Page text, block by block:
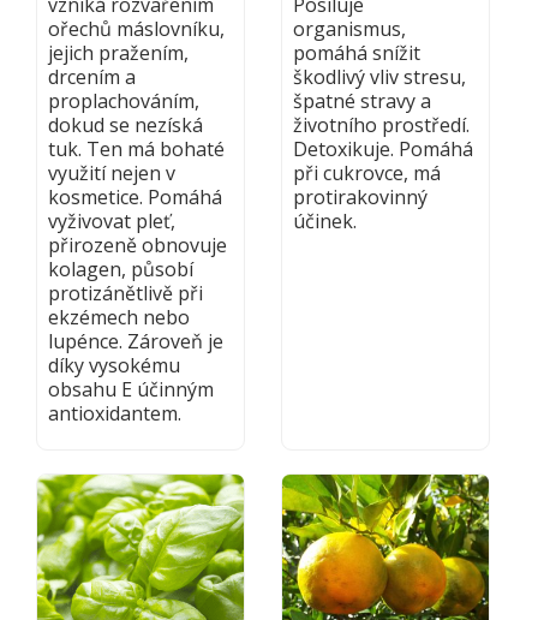
ořechů máslovníku,
jejich pražením,
drcením a
proplachováním,
dokud se nezíská
tuk. Ten má bohaté
využití nejen v
kosmetice. Pomáhá
vyživovat pleť,
přirozeně obnovuje
kolagen, působí
protizánětlivě při
ekzémech nebo
lupénce. Zároveň je
díky vysokému
obsahu E účinným
antioxidantem.
organismus,
pomáhá snížit
škodlivý vliv stresu,
špatné stravy a
životního prostředí.
Detoxikuje. Pomáhá
při cukrovce, má
protirakovinný
účinek.